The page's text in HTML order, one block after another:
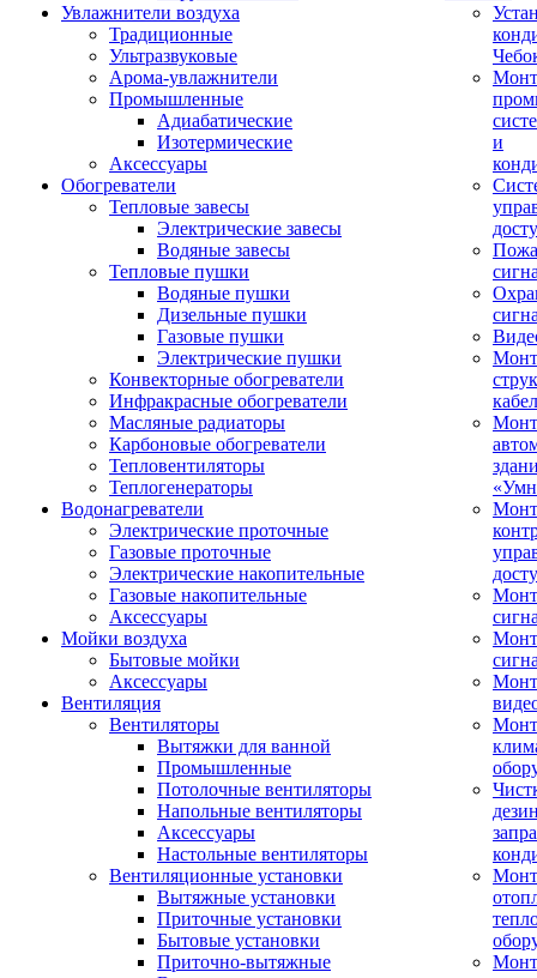
Увлажнители воздуха
Традиционные
Ультразвуковые
Арома-увлажнители
Промышленныe
Адиабатические
Изотермические
Аксессуары
Обогреватели
Тепловые завесы
Электрические завесы
Водяные завесы
Тепловые пушки
Водяные пушки
Дизельные пушки
Газовые пушки
Электрические пушки
Конвекторные обогреватели
Инфракрасные обогреватели
Масляные радиаторы
Карбоновые обогреватели
Тепловентиляторы
Теплогенераторы
Водонагреватели
Электрические проточные
Газовые проточные
Электрические накопительные
Газовые накопительные
Аксессуары
Мойки воздуха
Бытовые мойки
Аксессуары
Вентиляция
Вентиляторы
Вытяжки для ванной
Промышленные
Потолочные вентиляторы
Напольные вентиляторы
Аксессуары
Настольные вентиляторы
Вентиляционные установки
Вытяжные установки
Приточные установки
Бытовые установки
Приточно-вытяжные
и